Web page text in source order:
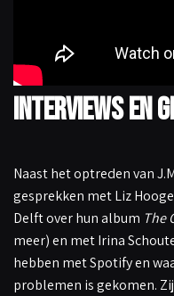
Interviews en
Naast het optreden van
gesprekken met Liz
Delft over hun album The
meer) en met Irina
hebben met Spotify en
problemen is gekomen.